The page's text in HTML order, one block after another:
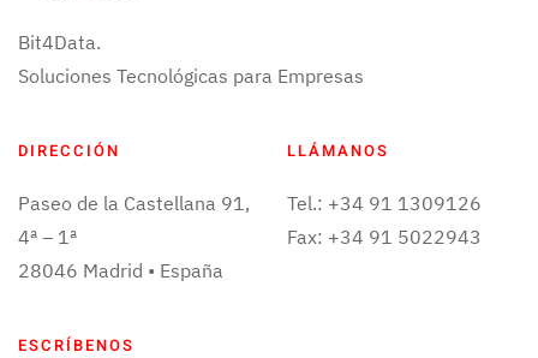
Bit4Data.
Soluciones Tecnológicas para Empresas
DIRECCIÓN
Paseo de la Castellana 91,
4ª – 1ª
28046 Madrid • España
LLÁMANOS
Tel.: +34 91 1309126
Fax: +34 91 5022943
ESCRÍBENOS